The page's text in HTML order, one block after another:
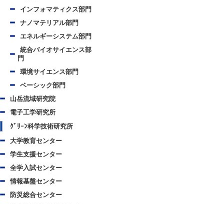
インフォマティクス部門
ナノマテリアル部門
エネルギーシステム部門
統合バイオサイエンス部
門
環境サイエンス部門
ベーシック部門
山岳流域研究院
電子工学研究所
ｸﾞﾘｰﾝ科学技術研究所
大学教育センター
学生支援センター
全学入試センター
情報基盤センター
防災総合センター